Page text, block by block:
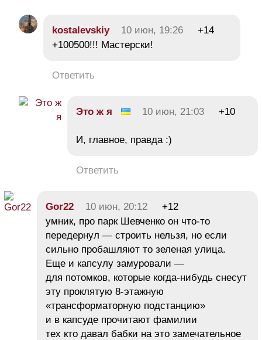
kostalevskiy 10 июн, 19:26
+14
+100500!!! Мастерски!
Ответить
Это ж я 10 июн, 21:03 +10
И, главное, правда :)
Ответить
Gor22 10 июн, 20:12
+12
умник, про парк Шевченко он что-то
передернул — строить нельзя, но если
сильно пробашляют то зеленая улица.
Еще и капсулу замуровали —
для потомков, которые когда-нибудь снесут
эту проклятую 8-этажную
«трансформаторную подстанцию»
и в капсуде прочитают фамилии
тех кто давал бабки на это замечательное